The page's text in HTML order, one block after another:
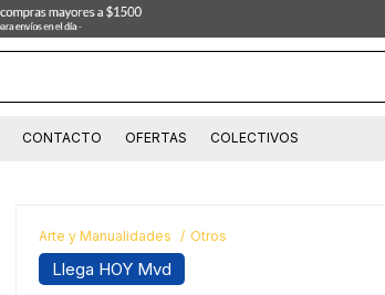
CONTACTO OFERTAS COLECTIVOS
Arte y Manualidades Otros
Llega HOY Mvd